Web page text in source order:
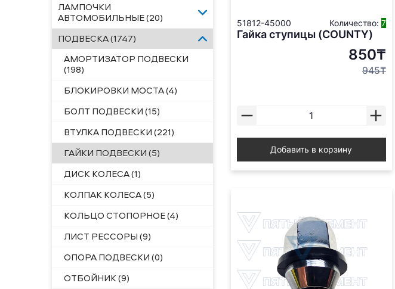
ЛАМПОЧКИ
АВТОМОБИЛЬНЫЕ (20)
ПОДВЕСКА (1747)
АМОРТИЗАТОР ПОДВЕСКИ
(198)
БЛОКИРОВКИ МОСТА (4)
БОЛТ ПОДВЕСКИ (15)
ВТУЛКА ПОДВЕСКИ (221)
ГАЙКИ ПОДВЕСКИ (5)
ДИСК КОЛЕСА (1)
КОЛПАК КОЛЕСА (5)
КОЛЬЦО СТОПОРНОЕ (4)
ЛИСТ РЕССОРЫ (9)
ОПОРА ПОДВЕСКИ (0)
ОТБОЙНИК (9)
51812-45000 Количество: 7
Гайка ступицы (COUNTY)
850₸
945₸
Добавить в корзину